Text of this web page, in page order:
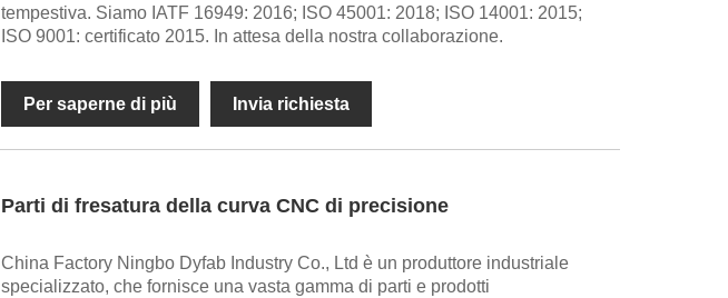
tempestiva. Siamo IATF 16949: 2016; ISO 45001: 2018; ISO 14001: 2015;
ISO 9001: certificato 2015. In attesa della nostra collaborazione.
Per saperne di più Invia richiesta
Parti di fresatura della curva CNC di precisione
China Factory Ningbo Dyfab Industry Co., Ltd è un produttore industriale
specializzato, che fornisce una vasta gamma di parti e prodotti